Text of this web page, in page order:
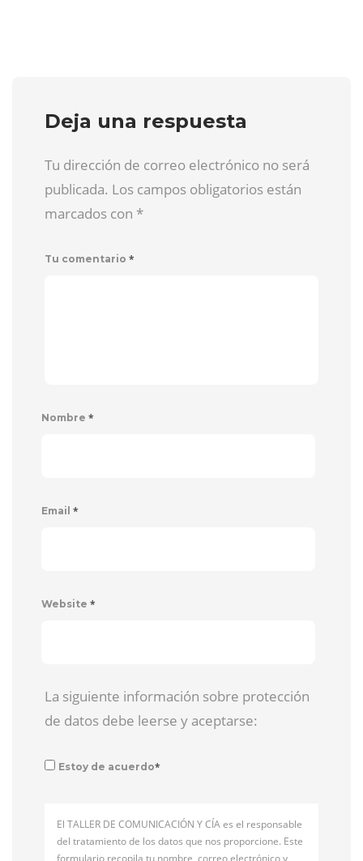
Deja una respuesta
Tu dirección de correo electrónico no será
publicada. Los campos obligatorios están
marcados con *
Tu comentario *
Nombre *
Email *
Website *
La siguiente información sobre protección
de datos debe leerse y aceptarse:
Estoy de acuerdo*
El TALLER DE COMUNICACIÓN Y CÍA es el responsable
del tratamiento de los datos que nos proporcione. Este
formulario recopila tu nombre, correo electrónico y